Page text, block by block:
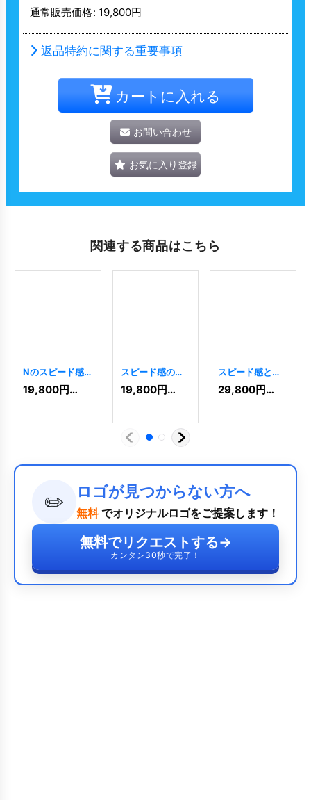
通常販売価格: 19,800円
返品特約に関する重要事項
カートに入れる
お問い合わせ
お気に入り登録
関連する商品はこちら
Nのスピード感
あふれるロゴ
[3316]
19,800円(税込)
スピード感のあ
る「FE」のロゴ
[8291]
19,800円(税込)
スピード感と革
新的なNのロゴ
[10261 ]
29,800円(税込)
✏️ ロゴが見つからない方へ
無料 でオリジナルロゴをご提案します！
無料でリクエストする→
カンタン30秒で完了！